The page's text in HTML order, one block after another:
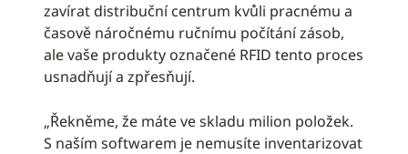
zavírat distribuční centrum kvůli pracnému a
časově náročnému ručnímu počítání zásob,
ale vaše produkty označené RFID tento proces
usnadňují a zpřesňují.
„Řekněme, že máte ve skladu milion položek.
S naším softwarem je nemusíte inventarizovat